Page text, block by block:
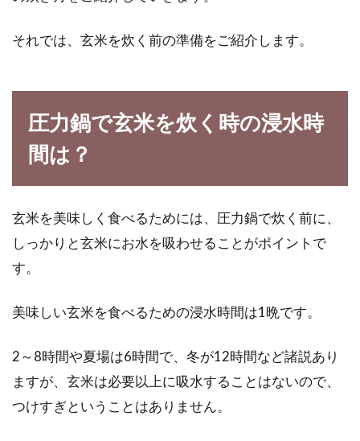
お米を炊く前、あなたはお米に吸水させていま
る」と聞いた...
自由研究にも最適！家庭の玄米を発
子どもの食の安全や健康、自身の健康や体力作
す。きゅ...
りする！分づき米のススメ
玄米は白米よりも栄養価が高く、健康に良いと
いわれています。白米は、玄米より量も栄養価
も目減り...
それでは、玄米を炊く前の準備をご紹介します。
圧力鍋で玄米を炊く時の浸水時
間は？
玄米を美味しく食べるためには、圧力鍋で炊く前に、
しっかりと玄米にお水を吸わせることがポイントで
す。
美味しい玄米を食べるための浸水時間は1晩です。
2～8時間や夏場は6時間で、冬が12時間など諸説あり
ますが、玄米は必要以上に吸水することはないので、
つけすぎということはありません。